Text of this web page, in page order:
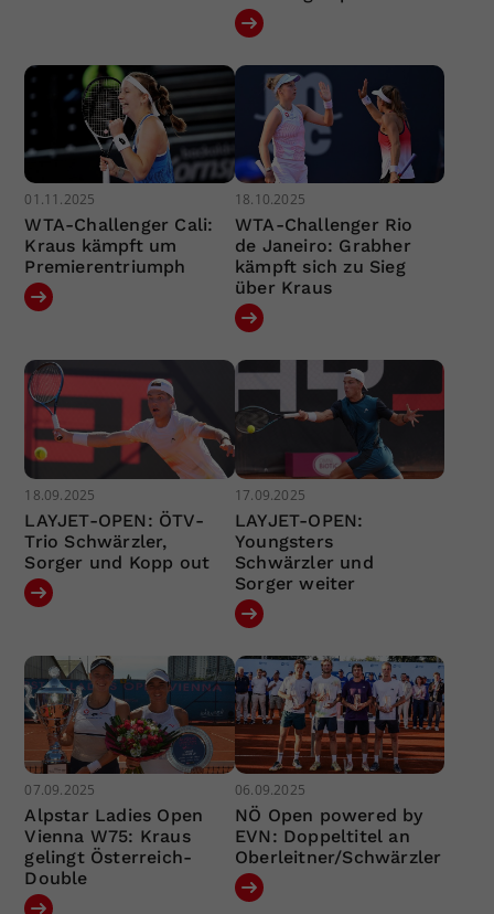
01.11.2025
WTA-Challenger Cali:
Kraus kämpft um
Premierentriumph
18.10.2025
WTA-Challenger Rio
de Janeiro: Grabher
kämpft sich zu Sieg
über Kraus
18.09.2025
LAYJET-OPEN: ÖTV-
Trio Schwärzler,
Sorger und Kopp out
17.09.2025
LAYJET-OPEN:
Youngsters
Schwärzler und
Sorger weiter
07.09.2025
Alpstar Ladies Open
Vienna W75: Kraus
gelingt Österreich-
Double
06.09.2025
NÖ Open powered by
EVN: Doppeltitel an
Oberleitner/Schwärzler